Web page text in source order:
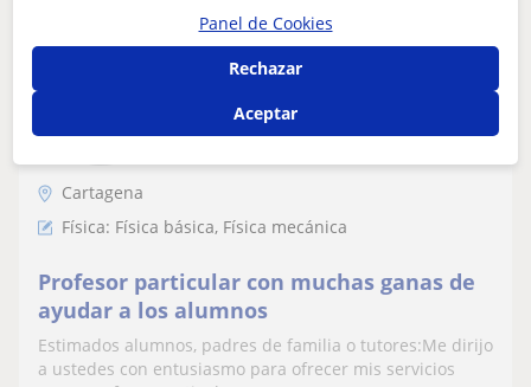
Radouane
Cartagena
Física: Física básica, Física mecánica
Profesor particular con muchas ganas de
ayudar a los alumnos
Estimados alumnos, padres de familia o tutores:Me dirijo
a ustedes con entusiasmo para ofrecer mis servicios
Panel de Cookies
Rechazar
Aceptar